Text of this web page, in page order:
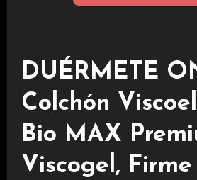
DUÉRMETE
Colchón
Bio MAX
Viscogel,